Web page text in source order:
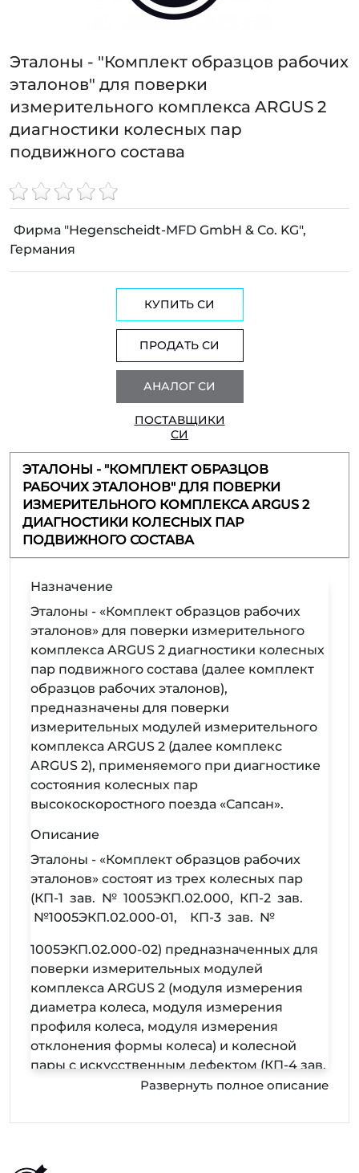
Эталоны - "Комплект образцов рабочих
эталонов" для поверки
измерительного комплекса ARGUS 2
диагностики колесных пар
подвижного состава
Фирма "Hegenscheidt-MFD GmbH & Co. KG",
Германия
КУПИТЬ СИ
ПРОДАТЬ СИ
АНАЛОГ СИ
ПОСТАВЩИКИ
СИ
ЭТАЛОНЫ - "КОМПЛЕКТ ОБРАЗЦОВ
РАБОЧИХ ЭТАЛОНОВ" ДЛЯ ПОВЕРКИ
ИЗМЕРИТЕЛЬНОГО КОМПЛЕКСА ARGUS 2
ДИАГНОСТИКИ КОЛЕСНЫХ ПАР
ПОДВИЖНОГО СОСТАВА
Назначение
Эталоны - «Комплект образцов рабочих
эталонов» для поверки измерительного
комплекса ARGUS 2 диагностики колесных
пар подвижного состава (далее комплект
образцов рабочих эталонов),
предназначены для поверки
измерительных модулей измерительного
комплекса ARGUS 2 (далее комплекс
ARGUS 2), применяемого при диагностике
состояния колесных пар
высокоскоростного поезда «Сапсан».
Описание
Эталоны - «Комплект образцов рабочих
эталонов» состоят из трех колесных пар
(КП-1 зав. № 1005ЭКП.02.000, КП-2 зав.
№1005ЭКП.02.000-01, КП-3 зав. №
1005ЭКП.02.000-02) предназначенных для
поверки измерительных модулей
комплекса ARGUS 2 (модуля измерения
диаметра колеса, модуля измерения
профиля колеса, модуля измерения
отклонения формы колеса) и колесной
пары с искусственным дефектом (КП-4 зав.
№ 1005ЭКП.01.000), предназначенного для
поверхности катания колеса. Первые три
высокоскоростного поезда «Сапсан».
Развернуть полное описание